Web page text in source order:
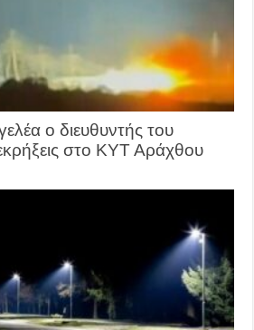
ο διευθυντής του
στο ΚΥΤ Αράχθου